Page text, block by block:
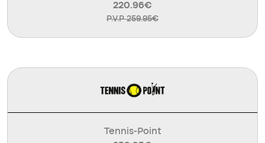
220.96€
P.V.P 259.95€
Tennis-Point